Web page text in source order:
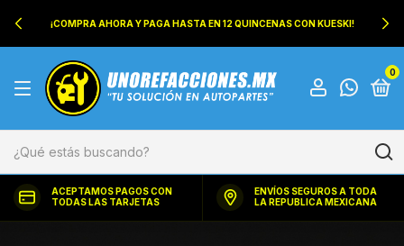
¡COMPRA AHORA Y PAGA HASTA EN 12 QUINCENAS CON KUESKI!
0
ACEPTAMOS PAGOS CON
TODAS LAS TARJETAS
ENVÍOS SEGUROS A TODA
LA REPUBLICA MEXICANA